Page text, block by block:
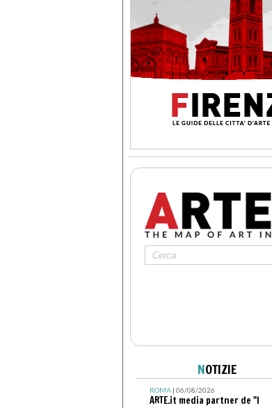
NOTIZIE
ROMA| 06/08/2026
ARTE.it media partner de "I